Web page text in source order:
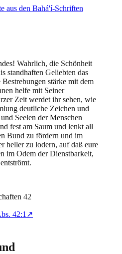
aus den Bahá'í-Schriften
Wahrlich, die Schönheit
standhaften Geliebten das
stärke mit dem
helfe mit Seiner
Zeit werdet ihr sehen, wie
deutliche Zeichen und
Seelen der Menschen
fest am Saum und lenkt all
Bund zu fördern und im
heller zu lodern, auf daß eure
im Odem der Dienstbarkeit,
42
42:1 ↗